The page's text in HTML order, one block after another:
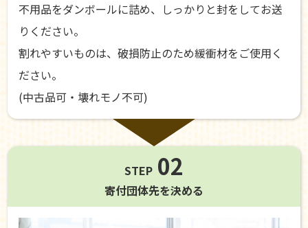
不用品をダンボールに詰め、しっかりと封をしてお送
りください。
割れやすいものは、破損防止のため緩衝材をご使用く
ださい。
(中古品可・壊れモノ不可)
STEP 02
寄付団体先を決める